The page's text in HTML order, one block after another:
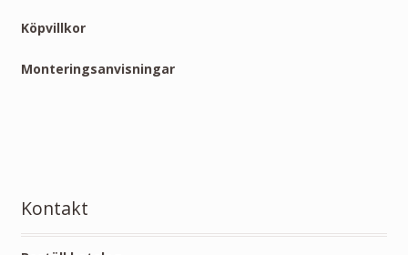
Köpvillkor
Monteringsanvisningar
Kontakt